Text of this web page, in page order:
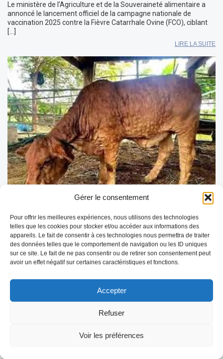
Gérer le consentement
Pour offrir les meilleures expériences, nous utilisons des technologies
telles que les cookies pour stocker et/ou accéder aux informations des
appareils. Le fait de consentir à ces technologies nous permettra de traiter
des données telles que le comportement de navigation ou les ID uniques
sur ce site. Le fait de ne pas consentir ou de retirer son consentement peut
avoir un effet négatif sur certaines caractéristiques et fonctions.
Accepter
Refuser
Voir les préférences
Le ministère de l’Agriculture et de la Souveraineté alimentaire a
annoncé le lancement officiel de la campagne nationale de
vaccination 2025 contre la Fièvre Catarrhale Ovine (FCO), ciblant
[…]
LIRE LA SUITE
2025
La Dermatose Nodulaire Contagieuse (DNC) reste sous
surveillance renforcée avec une situation épidémiologique
évolutive en Savoie. Voici les dernières informations disponibles
concernant la progression de la maladie, les […]